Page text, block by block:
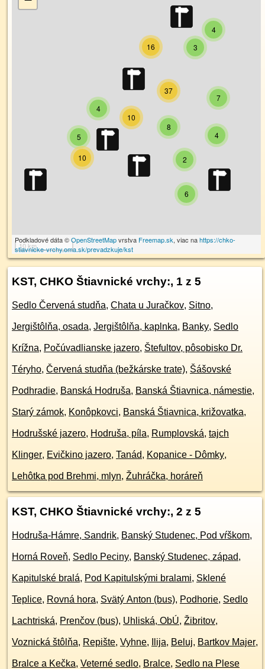
5
10
4
3
4
4
6
2
16
7
10
8
37
10 km
Podkladové dáta ©OpenStreetMapvrstva Freemap.sk, viac nahttps://chko-
stiavnicke-vrchy.oma.sk/prevadzkuje/kst
KST, CHKO Štiavnické vrchy:, 1 z 5
Sedlo Červená studňa, Chata u Juračkov, Sitno,
Jergištôlňa, osada, Jergištôlňa, kaplnka, Banky, Sedlo
Krížna, Počúvadlianske jazero, Štefultov, pôsobisko Dr.
Téryho, Červená studňa (bežkárske trate), Šášovské
Podhradie, Banská Hodruša, Banská Štiavnica, námestie,
Starý zámok, Konôpkovci, Banská Štiavnica, križovatka,
Hodrušské jazero, Hodruša, píla, Rumplovská, tajch
Klinger, Evičkino jazero, Tanád, Kopanice - Dômky,
Lehôtka pod Brehmi, mlyn, Žuhráčka, horáreň
KST, CHKO Štiavnické vrchy:, 2 z 5
Hodruša-Hámre, Sandrik, Banský Studenec, Pod vŕškom,
Horná Roveň, Sedlo Peciny, Banský Studenec, západ,
Kapitulské bralá, Pod Kapitulskými bralami, Sklené
Teplice, Rovná hora, Svätý Anton (bus), Podhorie, Sedlo
Lachtriská, Prenčov (bus), Uhliská, ObÚ, Žibritov,
Voznická štôlňa, Repište, Vyhne, Ilija, Beluj, Bartkov Majer,
Bralce a Kečka, Veterné sedlo, Bralce, Sedlo na Plese